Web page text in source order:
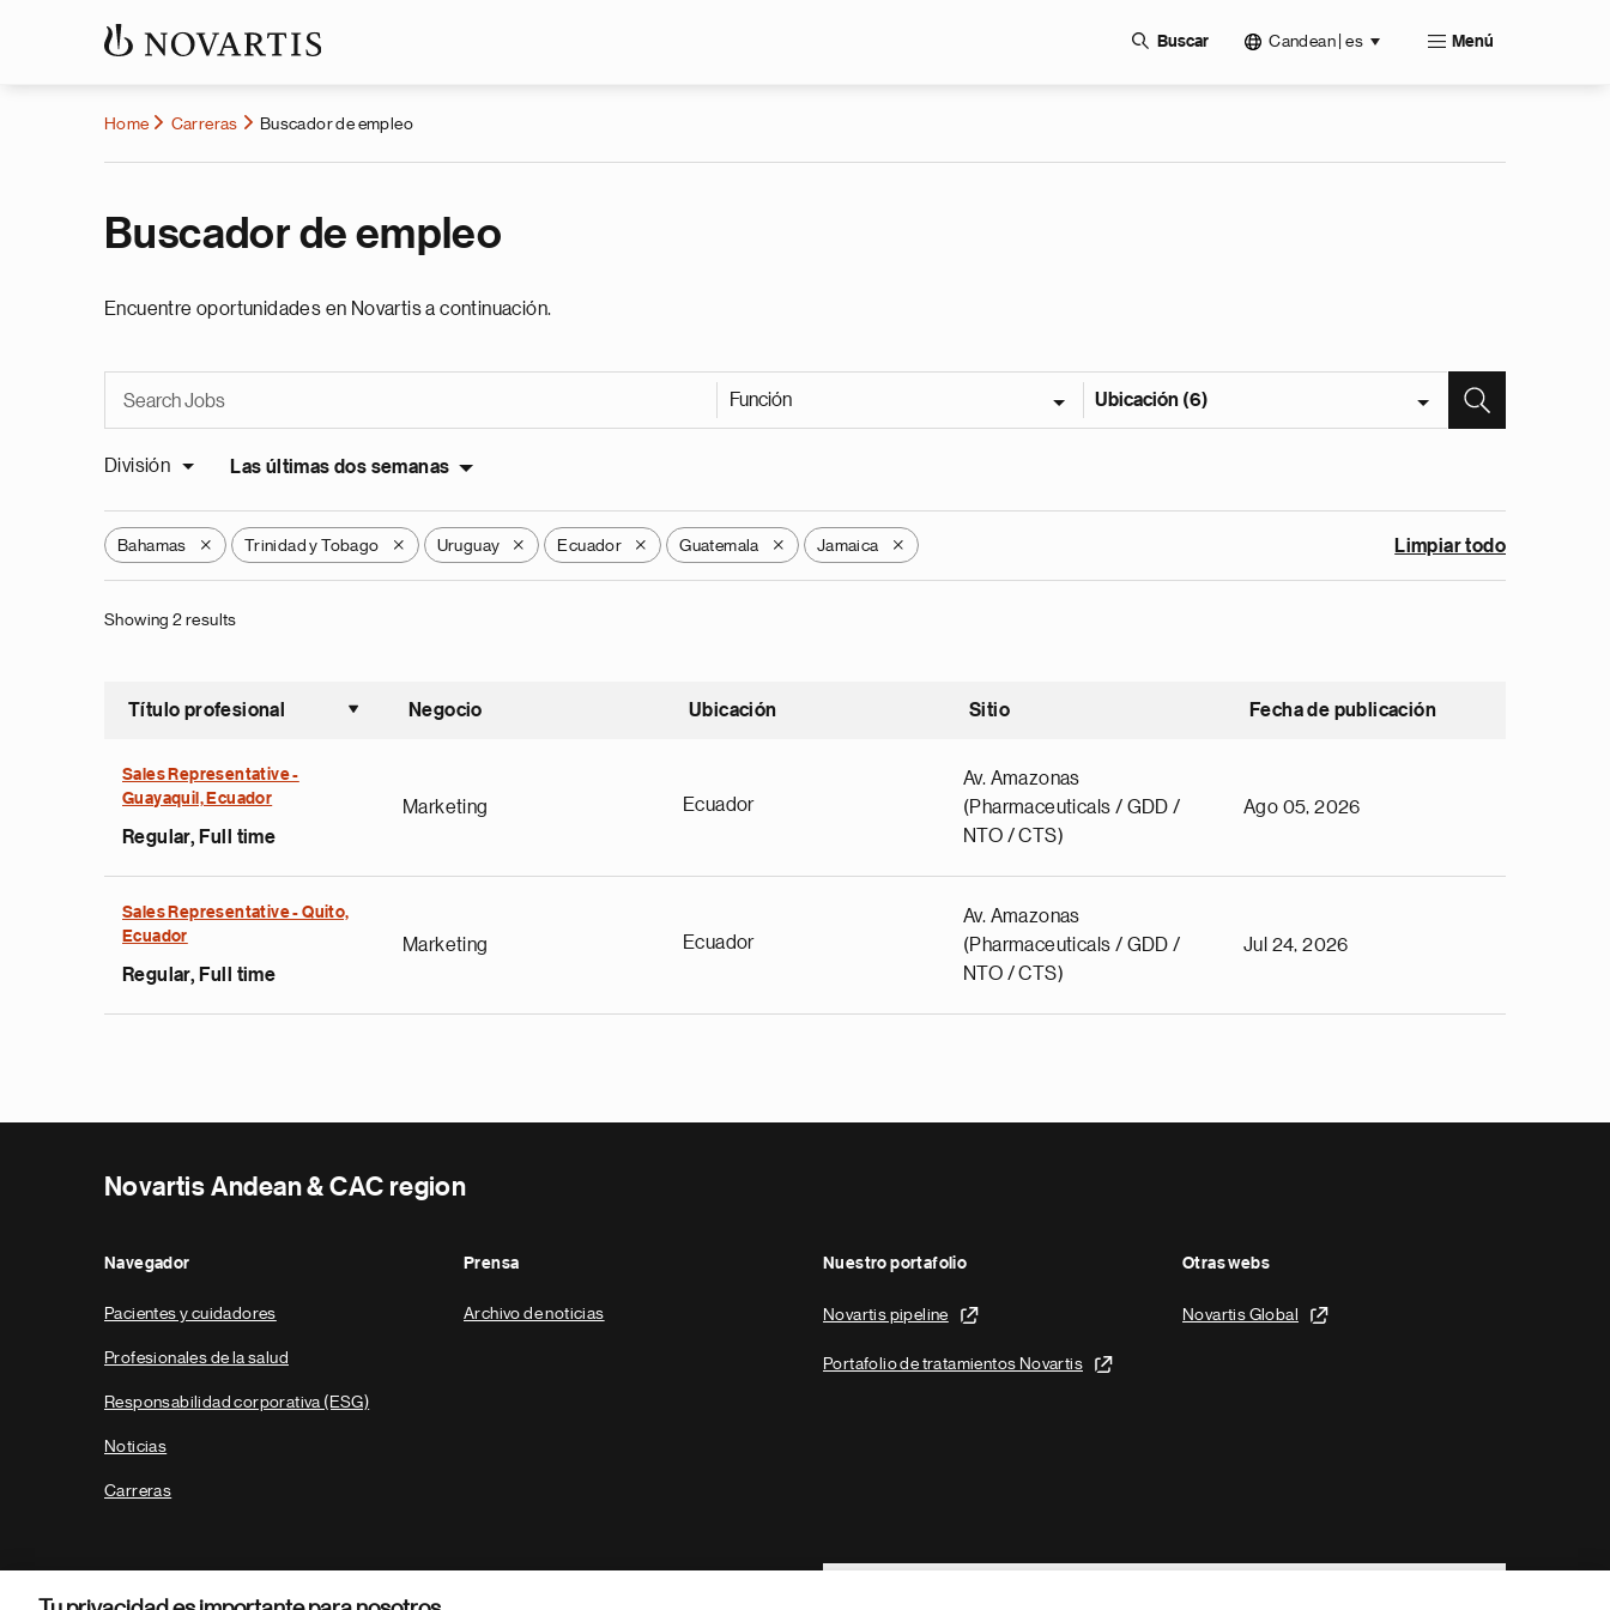
Buscar Candean | es Menú
Home Carreras Buscador de empleo
Buscador de empleo
Encuentre oportunidades en Novartis a continuación.
Función Ubicación (6)
División Las últimas dos semanas
Bahamas X Trinidad y Tobago X Uruguay X Ecuador X Guatemala X Jamaica X Limpiar todo
Showing 2 results
Título profesional
Ordenar ascendente
Negocio Ubicación Sitio Fecha de publicación
Sales Representative -
Guayaquil, Ecuador
Regular, Full time
Marketing Ecuador
Av. Amazonas
(Pharmaceuticals / GDD /
NTO / CTS)
Ago 05, 2026
Sales Representative - Quito,
Ecuador
Regular, Full time
Marketing Ecuador
Av. Amazonas
(Pharmaceuticals / GDD /
NTO / CTS)
Jul 24, 2026
Novartis Andean & CAC region
Navegador
Pacientes y cuidadores
Profesionales de la salud
Responsabilidad corporativa (ESG)
Noticias
Carreras
Prensa
Archivo de noticias
Nuestro portafolio
Novartis pipeline
Portafolio de tratamientos Novartis
Otras webs
Novartis Global
Footer Site Search